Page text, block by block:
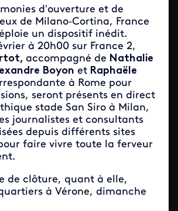
d’ouverture et de
de Milano‑Cortina, France
un dispositif inédit.
à 20h00 sur France 2,
accompagné de Nathalie
Boyon et Raphaële
à Rome pour
seront présents en direct
stade San Siro à Milan,
journalistes et consultants
depuis différents sites
faire vivre toute la ferveur
de clôture, quant à elle,
à Vérone, dimanche